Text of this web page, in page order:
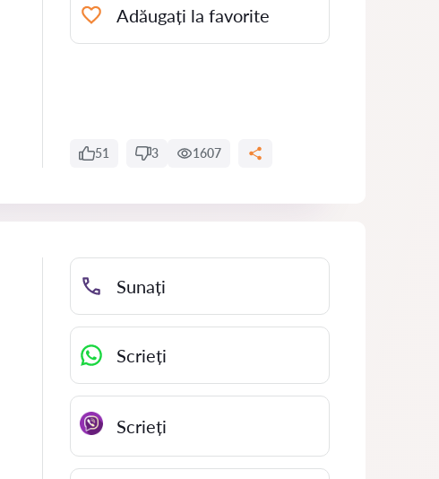
Adăugați la favorite
51 3 1607
Sunați
Scrieți
Scrieți